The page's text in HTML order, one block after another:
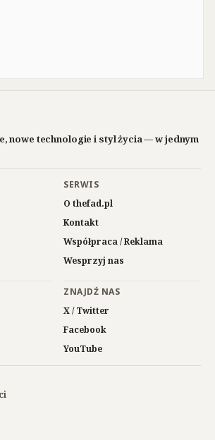
nowe technologie i styl życia — w jednym
SERWIS
O thefad.pl
Kontakt
Współpraca / Reklama
Wesprzyj nas
ZNAJDŹ NAS
X / Twitter
Facebook
YouTube